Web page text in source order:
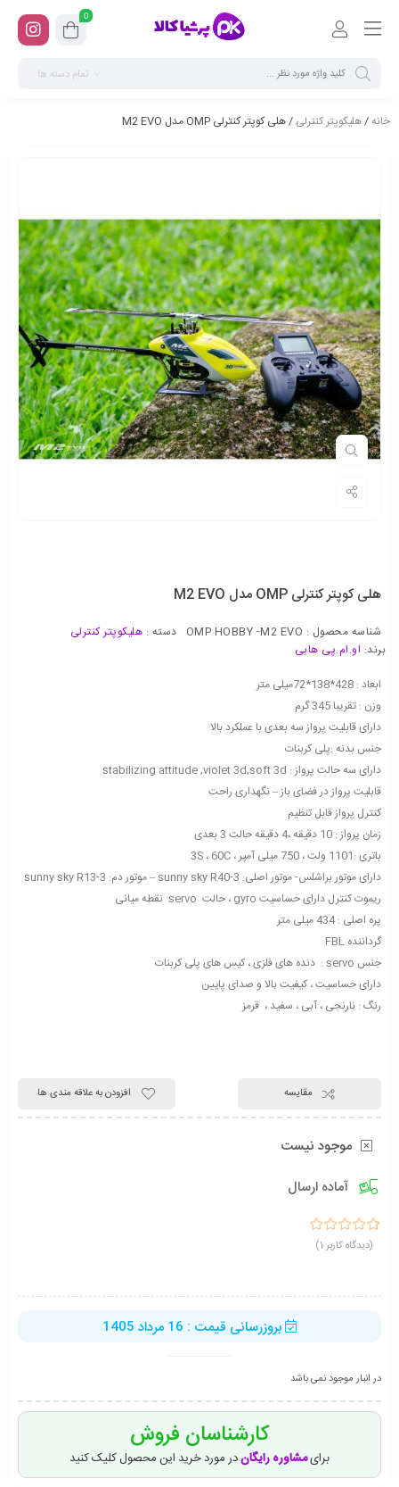
0
تمام دسته ها
خانه/هلیکوپتر کنترلی / هلی کوپتر کنترلی OMP مدل M2 EVO
هلی کوپتر کنترلی OMP مدل M2 EVO
شناسه محصول : OMP HOBBY -M2 EVO دسته : هلیکوپتر کنترلی
برند: او.ام.پی هابی
ابعاد : 428*138*72میلی متر
وزن : تقریبا 345 گرم
دارای قابلیت پرواز سه بعدی با عملکرد بالا
جنس بدنه :پلی کربنات
دارای سه حالت پرواز : stabilizing attitude ,violet 3d,soft 3d
قابلیت پرواز در فضای باز – نگهداری راحت
کنترل پرواز قابل تنظیم
زمان پرواز : 10 دقیقه ،4 دقیقه حالت 3 بعدی
باتری :1101 ولت ، 750 میلی آمپر ، 3S ، 60C
دارای موتور براشلس- موتور اصلی: sunny sky R40-3 – موتور دم: sunny sky R13-3
ریموت کنترل دارای حساسیت gyro ، حالت servo نقطه میانی
پره اصلی : 434 میلی متر
گرداننده FBL
جنس servo : دنده های فلزی ، کیس های پلی کربنات
دارای حساسیت ، کیفیت بالا و صدای پایین
رنگ : نارنجی ، آبی ، سفید ، قرمز
مقایسه افزودن به علاقه مندی ها
موجود نیست
آماده ارسال
امتیاز5.00
از 5
امتیاز
مشتری
(دیدگاه کاربر1
)
بروزرسانی قیمت : 16 مرداد 1405
در انبار موجود نمی باشد
کارشناسان فروش
برایمشاوره رایگان در مورد خرید این محصول کلیک کنید